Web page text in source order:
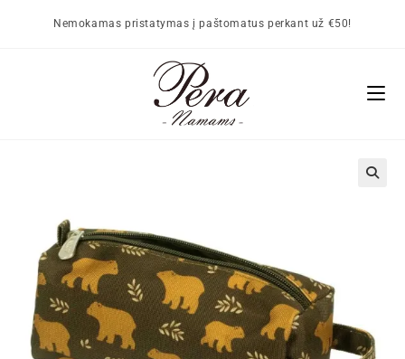
Nemokamas pristatymas į paštomatus perkant už €50!